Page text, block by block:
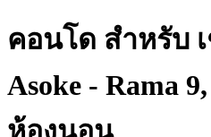
คอนโด สำหรับ
Asoke - Rama